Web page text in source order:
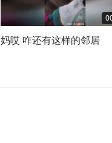
妈哎 咋还有这样的邻居